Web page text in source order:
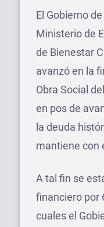
El Gobierno
Ministerio de
de Bienestar
avanzó en la
Obra Social
en pos de
la deuda
mantiene con
A tal fin se
financiero por
cuales el